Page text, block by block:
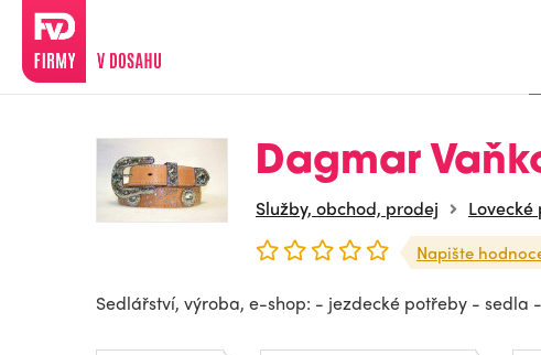
Dagmar
Služby, obchod, prodej
Napište
Sedlářství, výroba, e-shop: - jezdecké potřeby - sedla